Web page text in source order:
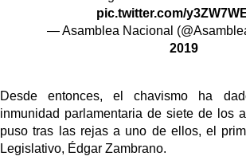
pic.twitter.com/
— Asamblea Nacional
2019
Desde entonces, el chavismo ha
inmunidad parlamentaria de siete de los
puso tras las rejas a uno de ellos, el
Legislativo, Édgar Zambrano.